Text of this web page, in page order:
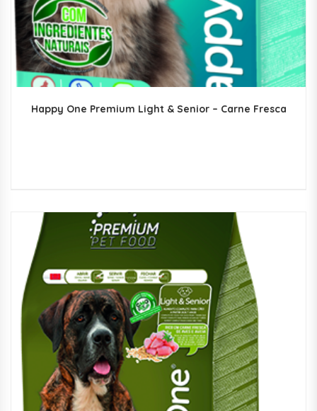
Happy One Premium Light & Senior – Carne Fresca